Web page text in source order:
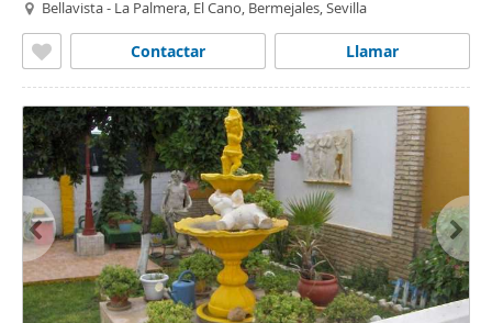
Bellavista - La Palmera, El Cano, Bermejales, Sevilla
Llamar
Contactar